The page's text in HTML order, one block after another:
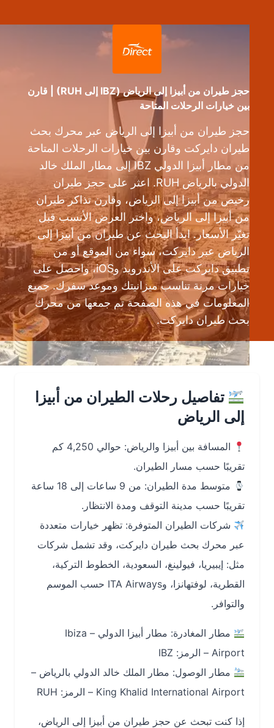
حجز طيران من أبيزا إلى الرياض (IBZ إلى RUH) | قارن
بين خيارات الرحلات المتاحة
حجز طيران من أبيزا إلى الرياض عبر محرك بحث
طيران دايركت وقارن بين خيارات الرحلات المتاحة
من مطار أبيزا الدولي IBZ إلى مطار الملك خالد
الدولي بالرياض RUH. اعثر على حجز طيران
رخيص من أبيزا إلى الرياض، وقارن تذاكر طيران
من أبيزا إلى الرياض، واختر العرض الأنسب قبل
تغيّر الأسعار. ابدأ البحث عن طيران من أبيزا إلى
الرياض عبر دايركت، سواء من الموقع أو من
تطبيق دايركت على الأندرويد وiOS، واحصل على
خيارات مرنة تناسب ميزانيتك وموعد سفرك. جميع
المعلومات في هذه الصفحة تم جمعها من محرك
بحث طيران دايركت.
تفاصيل رحلات الطيران من أبيزا
إلى الرياض
المسافة بين أبيزا والرياض: حوالي 4,250 كم
تقريبًا حسب مسار الطيران.
متوسط مدة الطيران: من 9 ساعات إلى 18 ساعة
تقريبًا حسب مدينة التوقف ومدة الانتظار.
شركات الطيران المتوفرة: تظهر خيارات متعددة
عبر محرك بحث طيران دايركت، وقد تشمل شركات
مثل: إيبيريا، فيولينغ، السعودية، الخطوط التركية،
القطرية، لوفتهانزا، وITA Airways حسب الموسم
والتوافر.
مطار المغادرة: مطار أبيزا الدولي – Ibiza
Airport – الرمز: IBZ
مطار الوصول: مطار الملك خالد الدولي بالرياض –
King Khalid International Airport – الرمز: RUH
إذا كنت تبحث عن حجز طيران من أبيزا إلى الرياض،